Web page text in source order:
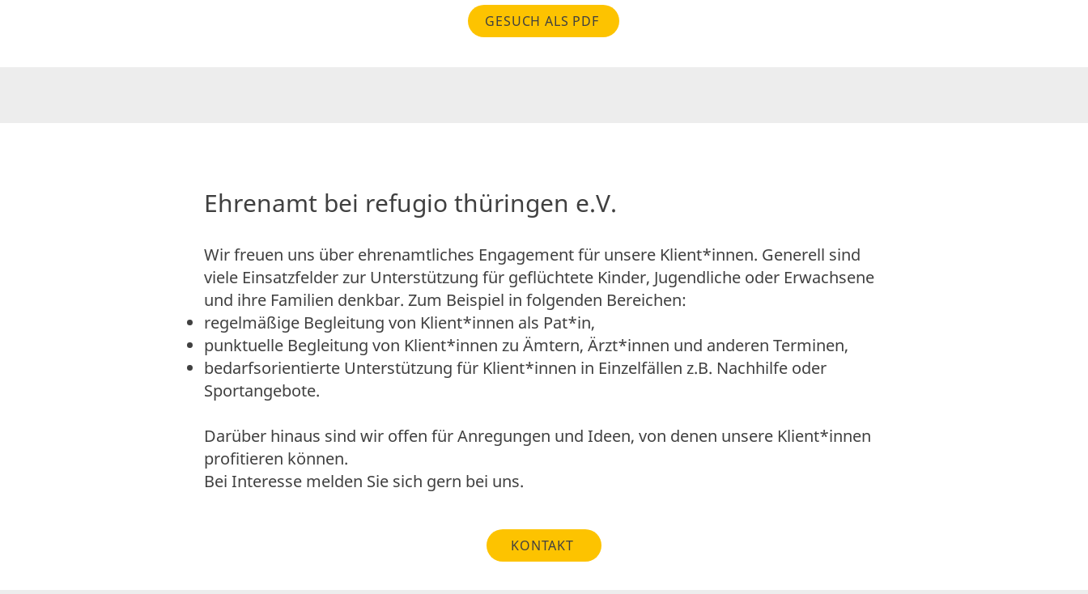
GESUCH ALS PDF
Ehrenamt bei refugio thüringen e.V.
Wir freuen uns über ehrenamtliches Engagement für unsere Klient*innen. Generell sind
viele Einsatzfelder zur Unterstützung für geflüchtete Kinder, Jugendliche oder Erwachsene
und ihre Familien denkbar. Zum Beispiel in folgenden Bereichen:
regelmäßige Begleitung von Klient*innen als Pat*in,
punktuelle Begleitung von Klient*innen zu Ämtern, Ärzt*innen und anderen Terminen,
bedarfsorientierte Unterstützung für Klient*innen in Einzelfällen z.B. Nachhilfe oder
Sportangebote.
Darüber hinaus sind wir offen für Anregungen und Ideen, von denen unsere Klient*innen
profitieren können.
Bei Interesse melden Sie sich gern bei uns.
KONTAKT